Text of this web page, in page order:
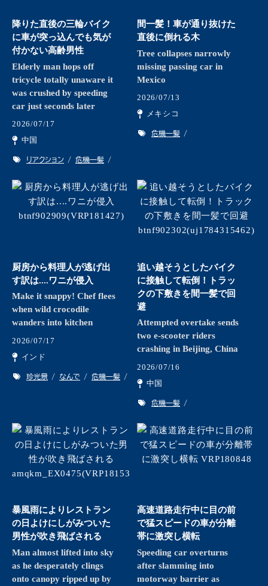
降りた直後の三輪バイク
に車が突っ込んでも気が
付かない高齢男性
Elderly man hops off
tricycle totally unaware it
was crushed by speeding
car just seconds later
2026/07/17
中国
リアクション 危機一髪
間一髪！車が通り抜けた
直後に倒れる木
Tree collapses narrowly
missing passing car in
Mexico
2026/07/13
メキシコ
危機一髪
厨房から料理人が逃げ出
す訳は....ワニが侵入
Make it snappy! Chef flees
when wild crocodile
wanders into kitchen
2026/07/17
インド
珍光景 なんで 危機一髪
追い越そうとしたバイク
に接触して転倒！トラッ
クの下敷きを間一髪で回
避
Attempted overtake sends
two e-scooter riders
crashing in Beijing, China
2026/07/16
中国
危機一髪
暴風雨によりレストラン
の日よけにしがみついた
男性が吹き飛ばされる
Man almost lifted into sky
as he desperately clings
onto canopy ripped up by
高速道路走行中に目の前
で猛スピードの車が分離
帯に激突し横転
Speeding car overturns
after slamming into
motorway barrier as